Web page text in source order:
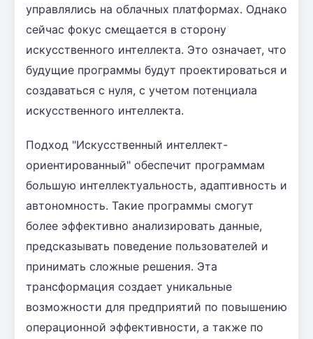
управлялись на облачных платформах. Однако
сейчас фокус смещается в сторону
искусственного интеллекта. Это означает, что
будущие программы будут проектироваться и
создаваться с нуля, с учетом потенциала
искусственного интеллекта.
Подход "Искусственный интеллект-
ориентированный" обеспечит программам
большую интеллектуальность, адаптивность и
автономность. Такие программы смогут
более эффективно анализировать данные,
предсказывать поведение пользователей и
принимать сложные решения. Эта
трансформация создает уникальные
возможности для предприятий по повышению
операционной эффективности, а также по